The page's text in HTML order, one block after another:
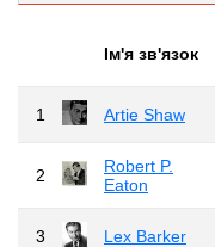
Iм'я зв'язок
1 Artie Shaw
2
Robert P.
Eaton
3 Lex Barker